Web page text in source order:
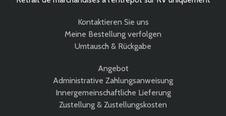
Kontaktieren Sie uns
Meine Bestellung verfolgen
Umtausch & Rückgabe
Angebot
Administrative Zahlungsanweisung
Innergemeinschaftliche Lieferung
Zustellung & Zustellungskosten